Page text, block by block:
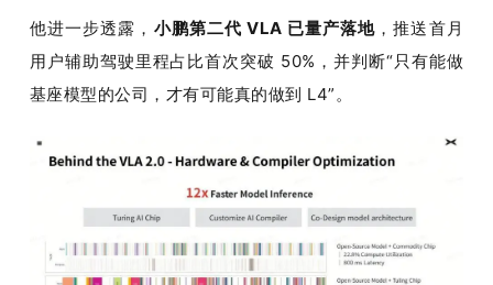
他进一步透露， 小鹏第二代 VLA 已量产落地 ，推送首月
用户辅助驾驶里程占比首次突破 50%，并判断“只有能做
基座模型的公司，才有可能真的做到 L4”。